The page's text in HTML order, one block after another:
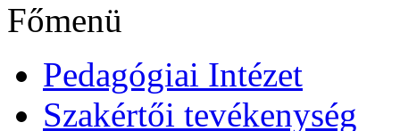
Főmenü
Pedagógiai Intézet
Szakértői tevékenység